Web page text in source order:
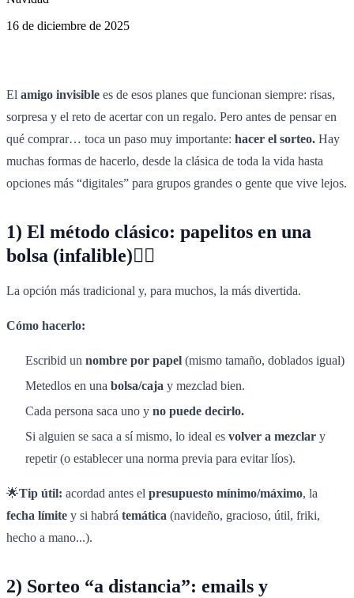
16 de diciembre de 2025
El amigo invisible es de esos planes que funcionan siempre: risas,
sorpresa y el reto de acertar con un regalo. Pero antes de pensar en
qué comprar… toca un paso muy importante: hacer el sorteo. Hay
muchas formas de hacerlo, desde la clásica de toda la vida hasta
opciones más “digitales” para grupos grandes o gente que vive lejos.
1) El método clásico: papelitos en una
bolsa (infalible)✍🏻
La opción más tradicional y, para muchos, la más divertida.
Cómo hacerlo:
Escribid un nombre por papel (mismo tamaño, doblados igual)
Metedlos en una bolsa/caja y mezclad bien.
Cada persona saca uno y no puede decirlo.
Si alguien se saca a sí mismo, lo ideal es volver a mezclar y
repetir (o establecer una norma previa para evitar líos).
🌟Tip útil: acordad antes el presupuesto mínimo/máximo, la
fecha límite y si habrá temática (navideño, gracioso, útil, friki,
hecho a mano...).
2) Sorteo “a distancia”: emails y